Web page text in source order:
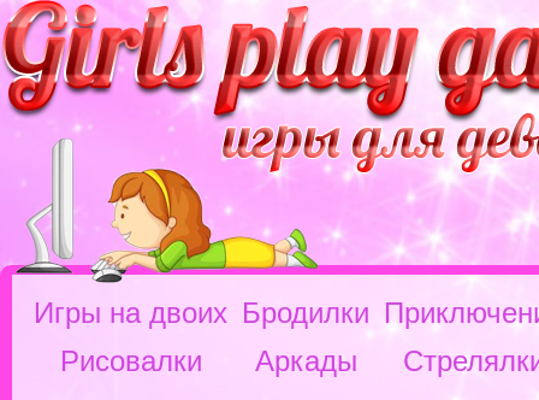
Игры на двоих Бродилки
Рисовалки
Аркады